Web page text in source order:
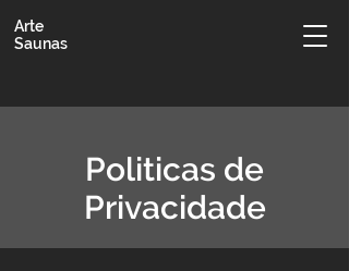
Arte
Saunas
Politicas de
Privacidade